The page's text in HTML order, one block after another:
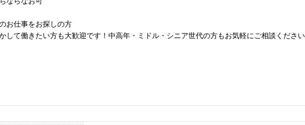
お仕事をお探しの方
して働きたい方も大歓迎です！中高年・ミドル・シニア世代の方もお気軽にご相談ください